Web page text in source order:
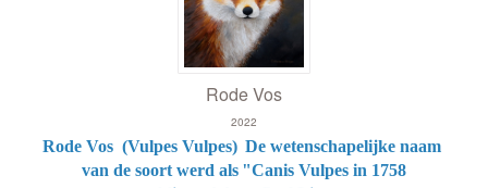
Rode Vos
2022
Rode Vos (Vulpes Vulpes) De wetenschapelijke naam
van de soort werd als "Canis Vulpes in 1758